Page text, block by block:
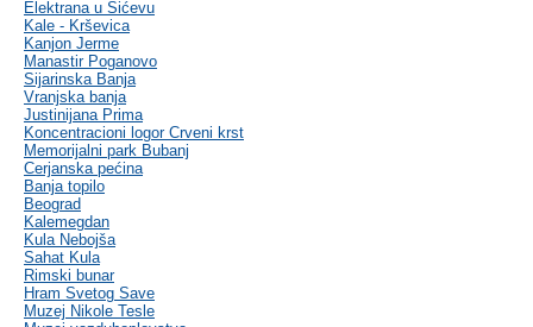
Elektrana u Sićevu
Kale - Krševica
Kanjon Jerme
Manastir Poganovo
Sijarinska Banja
Vranjska banja
Justinijana Prima
Koncentracioni logor Crveni krst
Memorijalni park Bubanj
Cerjanska pećina
Banja topilo
Beograd
Kalemegdan
Kula Nebojša
Sahat Kula
Rimski bunar
Hram Svetog Save
Muzej Nikole Tesle